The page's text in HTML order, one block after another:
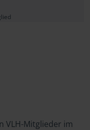
VLH-Mitglieder im